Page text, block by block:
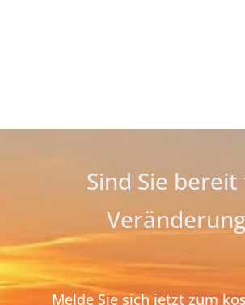
Sind Sie
Melde Sie sich jetzt zum